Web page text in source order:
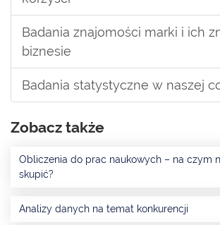
Badania znajomości marki i ich
biznesie
Badania statystyczne w naszej
Zobacz także
Obliczenia do prac naukowych – na czym
skupić?
Analizy danych na temat konkurencji